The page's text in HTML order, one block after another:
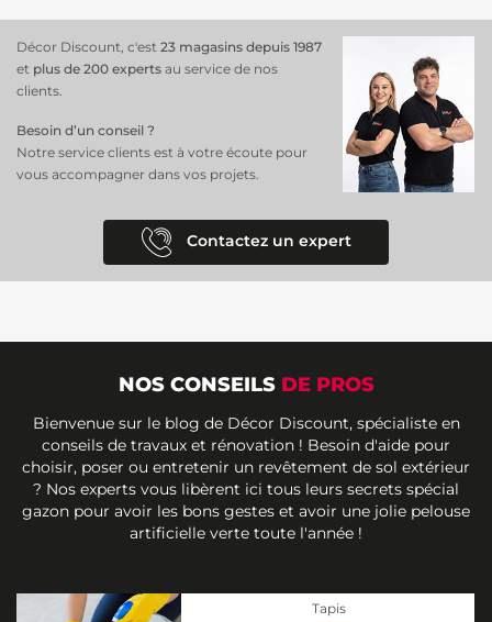
Décor Discount, c'est 23 magasins depuis 1987
et plus de 200 experts au service de nos
clients.
Besoin d’un conseil ?
Notre service clients est à votre écoute pour
vous accompagner dans vos projets.
Contactez un expert
NOS CONSEILS DE PROS
Bienvenue sur le blog de Décor Discount, spécialiste en
conseils de travaux et rénovation ! Besoin d'aide pour
choisir, poser ou entretenir un revêtement de sol extérieur
? Nos experts vous libèrent ici tous leurs secrets spécial
gazon pour avoir les bons gestes et avoir une jolie pelouse
artificielle verte toute l'année !
Tapis